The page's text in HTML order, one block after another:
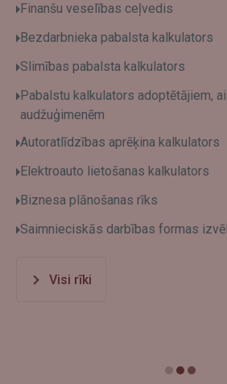
Finanšu veselības ceļvedis
Bezdarbnieka pabalsta kalkulators
Slimības pabalsta kalkulators
Pabalstu kalkulators adoptētājiem,
audžuģimenēm
Autoratlīdzības aprēķina kalkulators
Elektroauto lietošanas kalkulators
Biznesa plānošanas rīks
Saimnieciskās darbības formas
Visi rīki